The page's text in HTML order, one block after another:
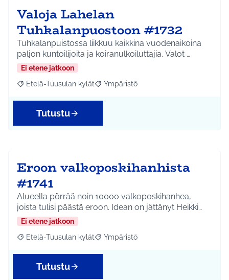
Valoja Lahelan
Tuhkalanpuostoon #1732
Tuhkalanpuistossa liikkuu kaikkina vuodenaikoina
paljon kuntoilijoita ja koiranulkoiluttajia. Valot …
Ei etene jatkoon
Rajaa tulokset aihepiirin mukaan: Etelä-Tuusulan kylät
Etelä-Tuusulan kylät Rajaa tulokset teeman mukaan:
Ympäristö
Tutustu
Eroon valkoposkihanhista
#1741
Alueella pörrää noin 10000 valkoposkihanhea,
joista tulisi päästä eroon. Idean on jättänyt Heikki…
Ei etene jatkoon
Rajaa tulokset aihepiirin mukaan: Etelä-Tuusulan kylät
Etelä-Tuusulan kylät Rajaa tulokset teeman mukaan:
Ympäristö
Tutustu